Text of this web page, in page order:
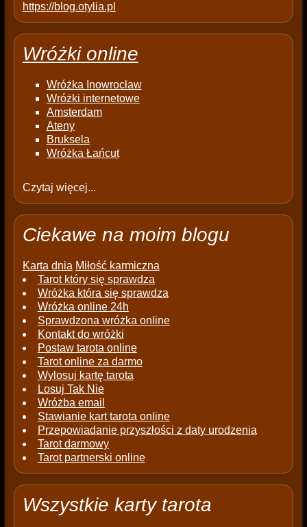
https://blog.otylia.pl
Wróżki online
Wróżka Inowrocław
Wróżki internetowe
Amsterdam
Ateny
Bruksela
Wróżka Łańcut
Czytaj więcej...
Ciekawe na moim blogu
Karta dnia Miłość karmiczna
Tarot który się sprawdza
Wróżka która się sprawdza
Wróżka online 24h
Sprawdzona wróżka online
Kontakt do wróżki
Postaw tarota online
Tarot online za darmo
Wylosuj kartę tarota
Losuj Tak Nie
Wróżba email
Stawianie kart tarota online
Przepowiadanie przyszłości z daty urodzenia
Tarot darmowy
Tarot partnerski online
Wszystkie karty tarota